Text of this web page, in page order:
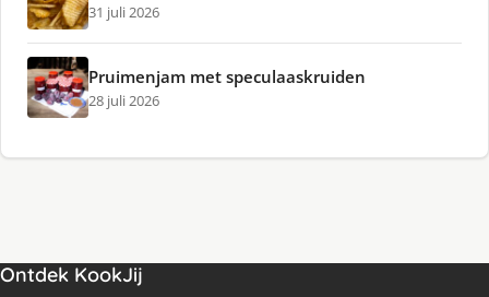
31 juli 2026
Pruimenjam met speculaaskruiden
28 juli 2026
Ontdek KookJij